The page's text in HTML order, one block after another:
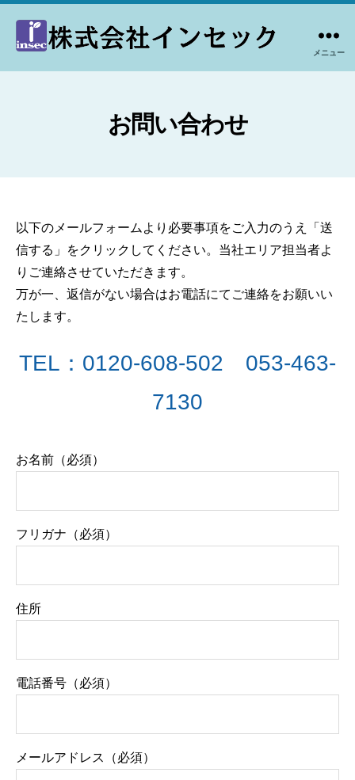
メニュー
お問い合わせ
以下のメールフォームより必要事項をご入力のうえ「送
信する」をクリックしてください。当社エリア担当者よ
りご連絡させていただきます。
万が一、返信がない場合はお電話にてご連絡をお願いい
たします。
TEL：0120-608-502 053-463-
7130
お名前（必須）
フリガナ（必須）
住所
電話番号（必須）
メールアドレス（必須）